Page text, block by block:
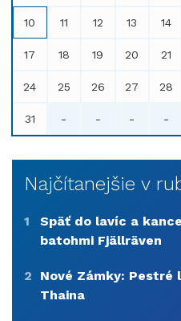
10 11 12 13 14
17 18 19 20 21
24 25 26 27 28
31 - - - -
Najčítanejšie v
1
Späť do lavíc a
batohmi Fjällräven
2
Nové Zámky: Pestré
Thaina